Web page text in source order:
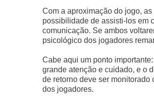
Com a aproximação do jogo,
possibilidade de assisti-los em
comunicação. Se ambos
psicológico dos jogadores
Cabe aqui um ponto
grande atenção e cuidado, e o
de retorno deve ser monitorado
dos jogadores.